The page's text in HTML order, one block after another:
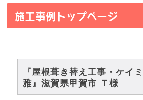
施工事例トップページ
『屋根葺き替え工事・ケイ
雅』滋賀県甲賀市 Ｔ様